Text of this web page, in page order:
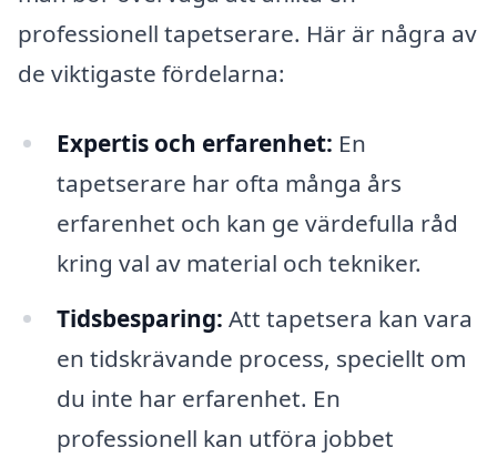
professionell tapetserare. Här är några av
de viktigaste fördelarna:
Expertis och erfarenhet: En
tapetserare har ofta många års
erfarenhet och kan ge värdefulla råd
kring val av material och tekniker.
Tidsbesparing: Att tapetsera kan vara
en tidskrävande process, speciellt om
du inte har erfarenhet. En
professionell kan utföra jobbet